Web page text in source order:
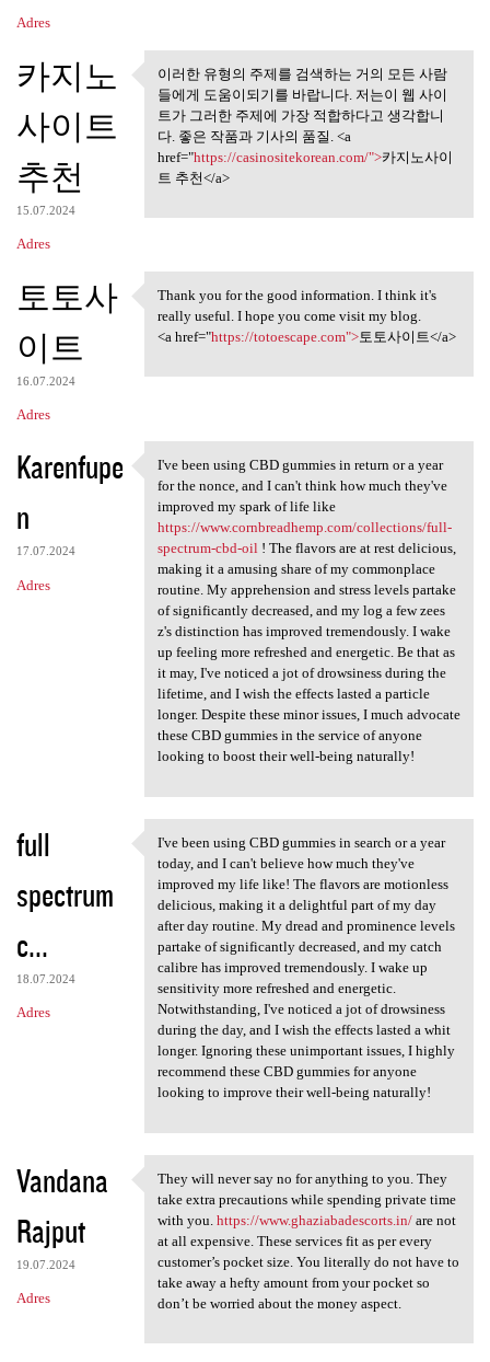
Adres
카지노
사이트
추천
15.07.2024
Adres
이러한 유형의 주제를 검색하는
거의 모든 사람들에게
이러한 유형의 주제를 검색하는 거의 모든 사람
들에게 도움이되기를 바랍니다. 저는이 웹 사이
트가 그러한 주제에 가장 적합하다고 생각합니
다. 좋은 작품과 기사의 품질. <a
href="https://casinositekorean.com/">카지노사이
트 추천</a>
토토사
이트
16.07.2024
Adres
Thank you for the good
Thank you for the good information. I think it's
really useful. I hope you come visit my blog.
<a href="https://totoescape.com">토토사이트</a>
Karenfupe
n
17.07.2024
Adres
I've been using CBD gummies
I've been using CBD gummies in return or a year
for the nonce, and I can't think how much they've
improved my spark of life like
https://www.cornbreadhemp.com/collections/full-
spectrum-cbd-oil! The flavors are at rest delicious,
making it a amusing share of my commonplace
routine. My apprehension and stress levels partake
of significantly decreased, and my log a few zees
z's distinction has improved tremendously. I wake
up feeling more refreshed and energetic. Be that as
it may, I've noticed a jot of drowsiness during the
lifetime, and I wish the effects lasted a particle
longer. Despite these minor issues, I much advocate
these CBD gummies in the service of anyone
looking to boost their well-being naturally!
full
spectrum
c...
18.07.2024
Adres
I've been using CBD gummies
I've been using CBD gummies in search or a year
today, and I can't believe how much they've
improved my life like! The flavors are motionless
delicious, making it a delightful part of my day
after day routine. My dread and prominence levels
partake of significantly decreased, and my catch
calibre has improved tremendously. I wake up
sensitivity more refreshed and energetic.
Notwithstanding, I've noticed a jot of drowsiness
during the day, and I wish the effects lasted a whit
longer. Ignoring these unimportant issues, I highly
recommend these CBD gummies for anyone
looking to improve their well-being naturally!
Vandana
Rajput
19.07.2024
Adres
They will never say no for
They will never say no for anything to you. They
take extra precautions while spending private time
with you. https://www.ghaziabadescorts.in/are not
at all expensive. These services fit as per every
customer’s pocket size. You literally do not have to
take away a hefty amount from your pocket so
don’t be worried about the money aspect.